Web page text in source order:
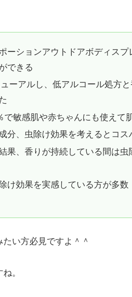
ーションアウトドアボディスプ
できる
ーアルし、低アルコール処方
で敏感肌や赤ちゃんにも使えて
分、虫除け効果を考えるとコス
果、香りが持続している間は虫
け効果を実感している方が多数
い方必見ですよ＾＾
。